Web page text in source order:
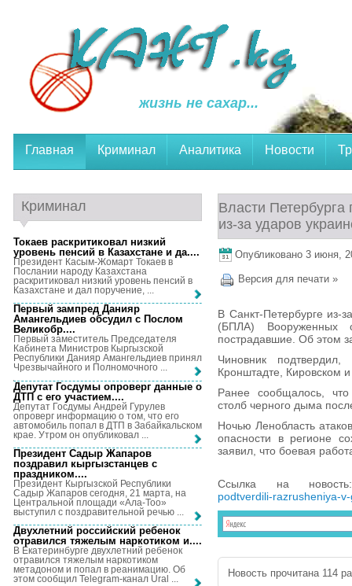
жизнь не сахар...
Главная Криминал Аналитика Новости
Власти
из-за ударов
Опубликовано 3 июня,
Версия для печати »
В Санкт-Петербурге из-
(БПЛА) Вооруженных
пострадавшие. Об этом
Чиновник
Кронштадте, Кировском
Ранее сообщалось, что
столб черного дыма
Ночью Ленобласть
опасности в регионе
заявил, что боевая
Ссылка на
podtverdili-razrusheniya-
Новость прочитана 114
Криминал
Токаев раскритиковал низкий
уровень пенсий в Казахстане и да....
Президент Касым-Жомарт Токаев в
Послании народу Казахстана
раскритиковал низкий уровень пенсий в
Казахстане и дал поручение, ...
Первый зампред Данияр
Амангельдиев обсудил с Послом
Великобр....
Первый заместитель Председателя
Кабинета Министров Кыргызской
Республики Данияр Амангельдиев принял
Чрезвычайного и Полномочного ...
Депутат Госдумы опроверг данные о
ДТП с его участием....
Депутат Госдумы Андрей Гурулев
опроверг информацию о том, что его
автомобиль попал в ДТП в Забайкальском
крае. Утром он опубликовал ...
Президент Садыр Жапаров
поздравил кыргызстанцев с
праздником....
Президент Кыргызской Республики
Садыр Жапаров сегодня, 21 марта, на
Центральной площади «Ала-Тоо»
выступил с поздравительной речью ...
Двухлетний российский ребенок
отравился тяжелым наркотиком и....
В Екатеринбурге двухлетний ребенок
отравился тяжелым наркотиком
метадоном и попал в реанимацию. Об
этом сообщил Telegram-канал Ural ...